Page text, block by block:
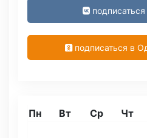
подписаться
подписаться в
Пн Вт Ср Чт